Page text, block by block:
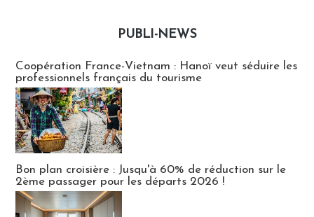
PUBLI-NEWS
Coopération France-Vietnam : Hanoï veut séduire les
professionnels français du tourisme
Bon plan croisière : Jusqu'à 60% de réduction sur le
2ème passager pour les départs 2026 !